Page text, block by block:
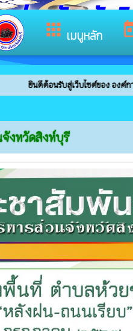
apps เมนูหลัก
ส่วนจังหวัด
รับสู่เว็บไซต์ของ องค์การบริหารส่วนจัง
งหวัดสิงห์บุรี